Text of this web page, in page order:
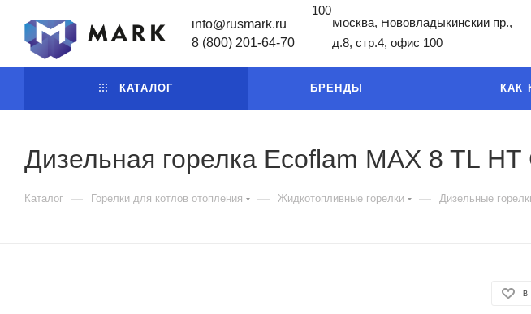
info@rusmark.ru
8 (800) 201-64-70
Москва, Нововладыкинский пр.,
д.8, стр.4, офис 100
КАТАЛОГ БРЕНДЫ КАК
100
Дизельная горелка Ecoflam MAX 8 TL
Каталог — Горелки для котлов отопления — Жидкотопливные горелки — Дизельные
В